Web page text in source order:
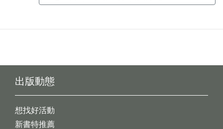
出版動態
想找好活動
新書特推薦